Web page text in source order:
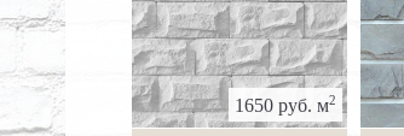
1650 руб. м2